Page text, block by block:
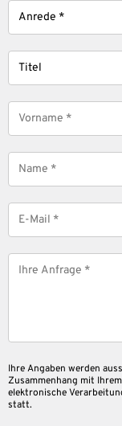
Mail
*
Ihre Angaben werden
Zusammenhang mit
elektronische
statt.